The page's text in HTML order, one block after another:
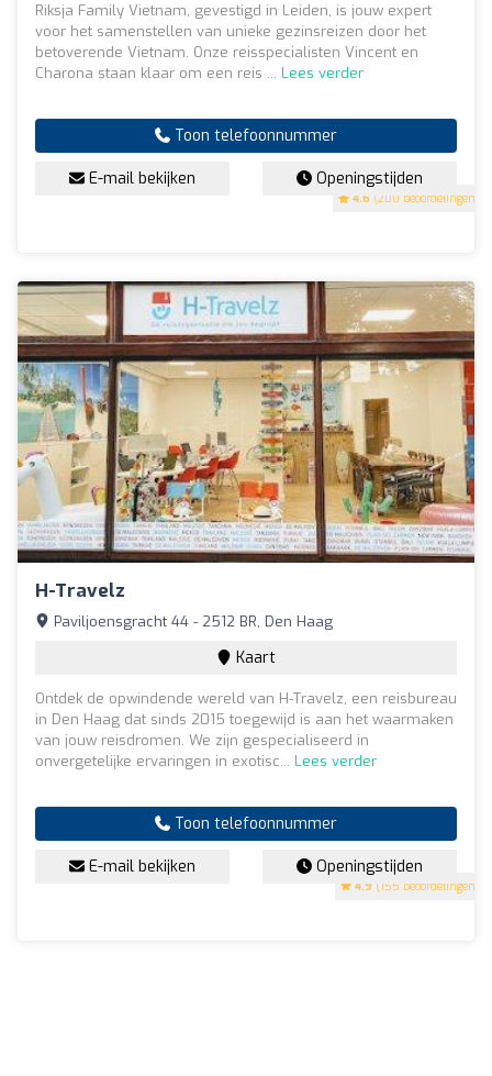
4.6 (200 beoordelingen)
Riksja Family Vietnam, gevestigd in Leiden, is jouw expert
voor het samenstellen van unieke gezinsreizen door het
betoverende Vietnam. Onze reisspecialisten Vincent en
Charona staan klaar om een reis ... Lees verder
Toon telefoonnummer
E-mail bekijken Openingstijden
H-Travelz
4.9 (155 beoordelingen)
Paviljoensgracht 44 - 2512 BR, Den Haag
Kaart
Ontdek de opwindende wereld van H-Travelz, een reisbureau
in Den Haag dat sinds 2015 toegewijd is aan het waarmaken
van jouw reisdromen. We zijn gespecialiseerd in
onvergetelijke ervaringen in exotisc... Lees verder
Toon telefoonnummer
E-mail bekijken Openingstijden